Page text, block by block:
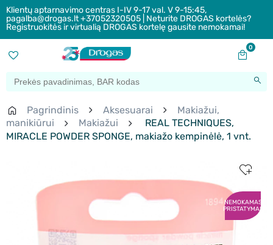
Klientų aptarnavimo centras I-IV 9-17 val. V 9-15:45,
pagalba@drogas.lt +37052320505 | Neturite DROGAS kortelės?
Registruokitės ir virtualią DROGAS kortelę gausite nemokamai!
0
Pagrindinis Aksesuarai
Makiažui,
manikiūrui
Makiažui
REAL TECHNIQUES,
MIRACLE POWDER SPONGE, makiažo kempinėlė, 1 vnt.
NEMOKAMAS
PRISTATYMAS